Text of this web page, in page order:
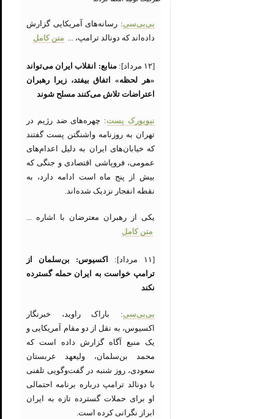
بی‌بی‌سی: رسانه‌های آمریکایی گزارش
داده‌اند که دونالد ترامپ، ... متن کامل
[۱۲ مرداد]:
منابع: انقلاب ایران می‌تواند
«هر لحظه» اتفاق بیفتد، زیرا رهبران
اعتراضات تلاش می‌کنند مسلح شوند
نیویورک پست: چهره‌های ضد رژیم در
تهران به روزنامه واشنگتن پست گفتند
که خیابان‌های ایران به دلیل اعدام‌های
عمومی، فروپاشی اقتصادی و جنگی که
بیش از پنج ماه است ادامه دارد، به
نقطه انفجار نزدیک شده‌اند.
یکی از رهبران معترضان با اشاره ...
متن کامل
[۱۱ مرداد]:
اکسیوس: بن‌سلمان از
ترامپ خواست به ایران حمله گسترده
نکند
بی‌بی‌سی: باراک راوید، خبرنگار
اکسیوس، به نقل از دو مقام آمریکایی و
یک منبع آگاه گزارش داده است که
محمد بن‌سلمان، ولیعهد عربستان
سعودی، روز شنبه در گفت‌وگویی تلفنی
با دونالد ترامپ درباره برنامه احتمالی
او برای حملات گسترده تازه به ایران
ابراز نگرانی کرده است.